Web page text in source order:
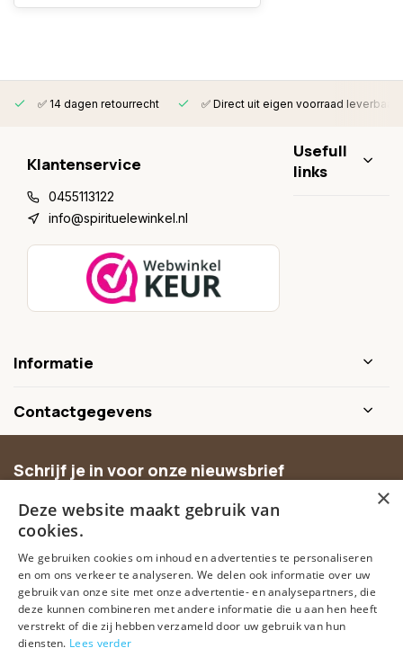
✅ 14 dagen retourrecht ✅ Direct uit eigen voorraad leverbaar
Klantenservice
0455113122
info@spirituelewinkel.nl
Usefull
links
Informatie
Contactgegevens
Schrijf je in voor onze nieuwsbrief
aanbiedingen.
Abonneer
×
Deze website maakt gebruik van
cookies.
We gebruiken cookies om inhoud en advertenties te personaliseren
en om ons verkeer te analyseren. We delen ook informatie over uw
gebruik van onze site met onze advertentie- en analysepartners, die
deze kunnen combineren met andere informatie die u aan hen heeft
verstrekt of die zij hebben verzameld door uw gebruik van hun
diensten. Lees verder